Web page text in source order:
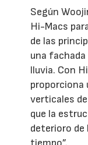
Según
Hi-Macs
de las
una
lluvia. Con
proporciona
verticales
que la
deterioro de